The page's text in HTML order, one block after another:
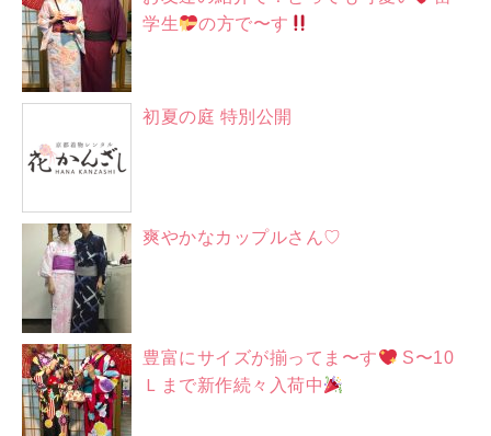
学生
の方で〜す
初夏の庭 特別公開
爽やかなカップルさん♡
豊富にサイズが揃ってま〜す
S〜10
Ｌまで新作続々入荷中